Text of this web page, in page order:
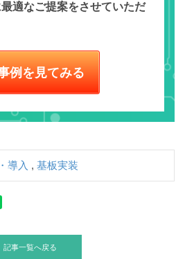
適なご提案をさせていただ
例を見てみる
導入 , 基板実装
記事一覧へ戻る